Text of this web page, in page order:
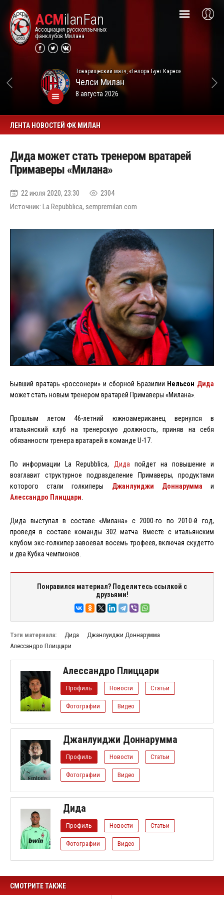
ACMilanFan
Ассоциация русскоязычных
фанклубов Милана
Товарищеский матч, «Гелора Бунг Карно»
ЧелсиМилан
8 августа 2026
ЛЕНТА НОВОСТЕЙ ФК МИЛАН
Дида может стать тренером вратарей
Примаверы «Милана»
22 июля 2020, 23:30
2304
Источник: La Repubblica, sempremilan.com
Бывший вратарь «россонери» и сборной Бразилии Нельсон Дида
может стать новым тренером вратарей Примаверы «Милана».
Прошлым летом 46-летний южноамериканец вернулся в
итальянский клуб на тренерскую должность, приняв на себя
обязанности тренера вратарей в команде U-17.
По информации La Repubblica, Дида пойдет на повышение и
возглавит структурное подразделение Примаверы, продуктами
которого стали голкиперы Джанлуиджи Доннарумма и
Алессандро Плиццари
Дида выступал в составе «Милана» с 2000-го по 2010-й год,
проведя в составе команды 302 матча. Вместе с итальянским
клубом экс-голкипер завоевал восемь трофеев, включая скудетто
и два Кубка чемпионов.
Понравился материал? Поделитесь ссылкой с
друзьями!
Тэги материала: Дида
Джанлуиджи Доннарумма
Алессандро Плиццари
Алессандро Плиццари
Профиль Новости Статьи
Фотографии Видео
Джанлуиджи Доннарумма
Профиль Новости Статьи
Фотографии Видео
Дида
Профиль Новости Статьи
Фотографии Видео
СМОТРИТЕ ТАКЖЕ